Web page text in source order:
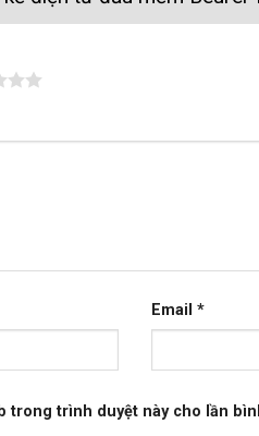
Email *
trong trình duyệt này cho lần